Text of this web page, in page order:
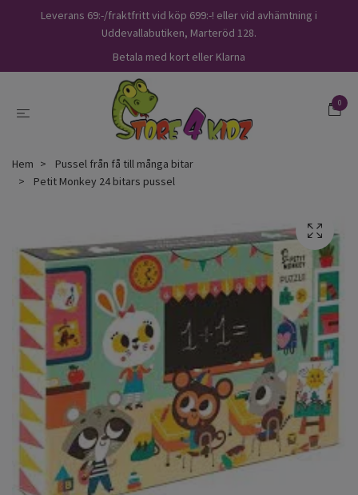
Leverans 69:-/fraktfritt vid köp 699:-! eller vid avhämtning i
Uddevallabutiken, Marteröd 128.
Betala med kort eller Klarna
0
Hem
Pussel från få till många bitar
Petit Monkey 24 bitars pussel